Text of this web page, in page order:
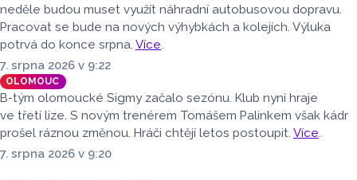
neděle budou muset využít náhradní autobusovou dopravu.
Pracovat se bude na nových výhybkách a kolejích. Výluka
potrvá do konce srpna. Více
7. srpna 2026 v 9:22
OLOMOUC
B-tým olomoucké Sigmy začalo sezónu. Klub nyní hraje
ve třetí lize. S novým trenérem Tomášem Palinkem však kádr
prošel ráznou změnou. Hráči chtějí letos postoupit. Více.
7. srpna 2026 v 9:20